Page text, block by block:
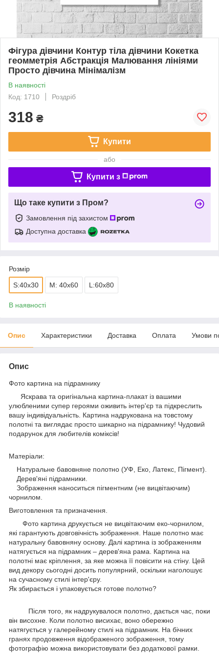
Фігура дівчини Контур тіла дівчини Кокетка
геомметрія Абстракція Малювання лініями
Просто дівчина Мінімалізм
В наявності
Код: 1710
Роздріб
318 ₴
Купити
або
Купити з
Що таке купити з Пром?
Замовлення під захистом
Доступна доставка
Розмір
S:40x30 M: 40x60 L:60x80
В наявності
Опис Характеристики Доставка Оплата Умови
Опис
Фото картина на підрамнику
Яскрава та оригінальна картина-плакат із вашими
улюбленими супер героями оживить інтер'єр та підкреслить
вашу індивідуальність. Картина надрукована на товстому
полотні та виглядає просто шикарно на підрамнику! Чудовий
подарунок для любителів коміксів!
Матеріали:
Натуральне бавовняне полотно (УФ, Еко, Латекс, Пігмент).
Дерев'яні підрамники.
Зображення наноситься пігментним (не вицвітаючим)
чорнилом.
Виготовлення та призначення.
Фото картина друкується не вицвітаючим еко-чорнилом,
які гарантують довговічність зображення. Наше полотно має
натуральну бавовняну основу. Далі картина із зображенням
натягується на підрамник – дерев'яна рама. Картина на
полотні має кріплення, за яке можна її повісити на стіну. Цей
вид декору сьогодні досить популярний, оскільки наголошує
на сучасному стилі інтер'єру.
Як збирається і упаковується готове полотно?
Після того, як надрукувалося полотно, дається час, поки
він висохне. Коли полотно висихає, воно обережно
натягується у галерейному стилі на підрамник. На бічних
гранях продовження відображеного зображення, тому
фотографію можна використовувати без додаткової рамки.